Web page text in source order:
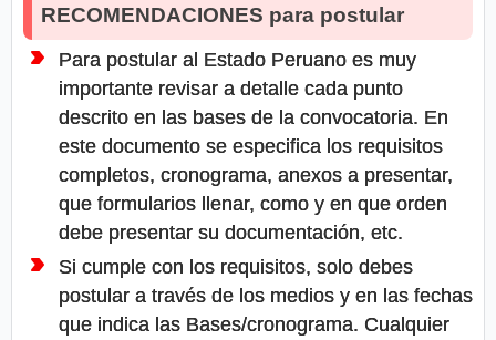
RECOMENDACIONES para postular
Para postular al Estado Peruano es muy
importante revisar a detalle cada punto
descrito en las bases de la convocatoria. En
este documento se especifica los requisitos
completos, cronograma, anexos a presentar,
que formularios llenar, como y en que orden
debe presentar su documentación, etc.
Si cumple con los requisitos, solo debes
postular a través de los medios y en las fechas
que indica las Bases/cronograma. Cualquier